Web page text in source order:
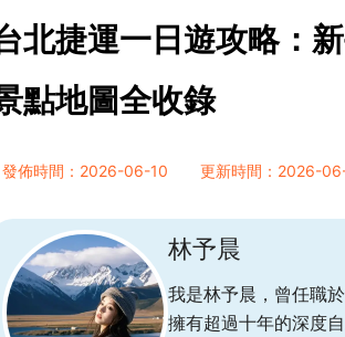
北捷運一日遊攻略：
點地圖全收錄
發佈時間：2026-06-10 更新時間：2026-
林予晨
我是林予晨，曾任職
擁有超過十年的深度